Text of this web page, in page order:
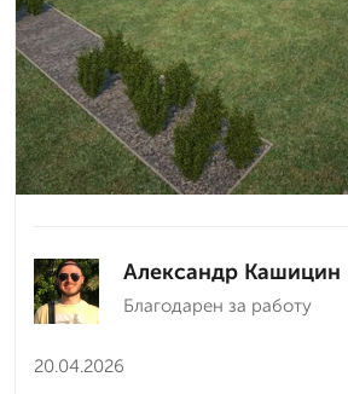
Александр Кашицин
Благодарен за работу
20.04.2026